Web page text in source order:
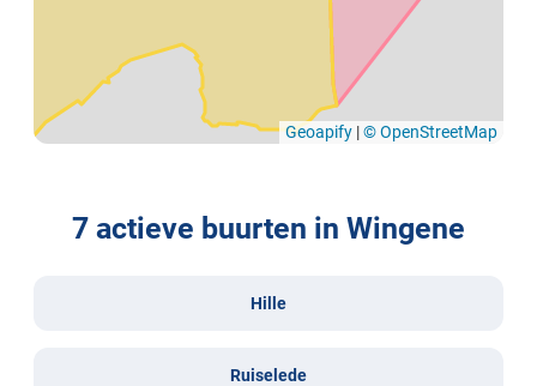
Geoapify |© OpenStreetMap
7 actieve buurten in Wingene
Hille
Ruiselede